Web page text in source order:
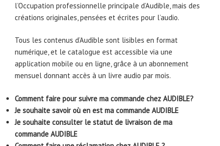
l’Occupation professionnelle principale d’Audible, mais des
créations originales, pensées et écrites pour l’audio.
Tous les contenus d’Audible sont lisibles en format
numérique, et le catalogue est accessible via une
application mobile ou en ligne, grâce à un abonnement
mensuel donnant accès à un livre audio par mois.
Comment faire pour suivre ma commande chez AUDIBLE?
Je souhaite savoir où en est ma commande AUDIBLE
Je souhaite consulter le statut de livraison de ma
commande AUDIBLE